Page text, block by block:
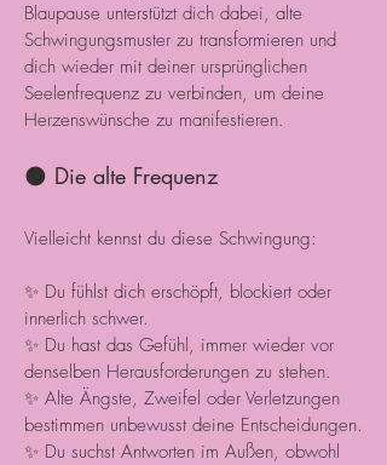
Blaupause unterstützt dich dabei, alte
Schwingungsmuster zu transformieren und
dich wieder mit deiner ursprünglichen
Seelenfrequenz zu verbinden, um deine
Herzenswünsche zu manifestieren.
🌑 Die alte Frequenz
Vielleicht kennst du diese Schwingung:
✨ Du fühlst dich erschöpft, blockiert oder
innerlich schwer.
✨ Du hast das Gefühl, immer wieder vor
denselben Herausforderungen zu stehen.
✨ Alte Ängste, Zweifel oder Verletzungen
bestimmen unbewusst deine Entscheidungen.
✨ Du suchst Antworten im Außen, obwohl